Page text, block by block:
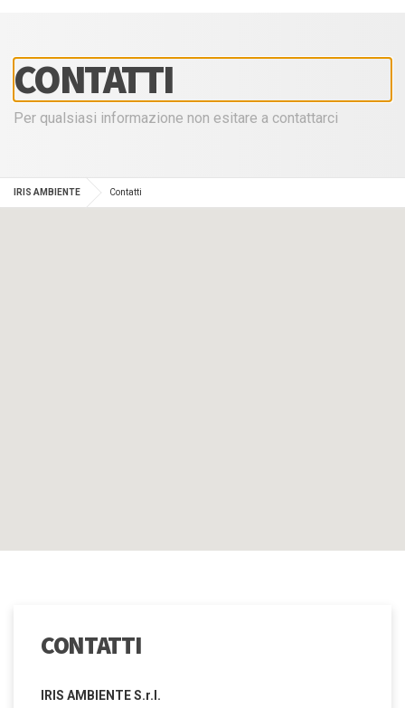
CONTATTI
Per qualsiasi informazione non esitare a contattarci
IRIS AMBIENTE Contatti
CONTATTI
IRIS AMBIENTE S.r.l.